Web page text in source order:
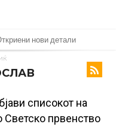
нови детали
за напад во ноќен клуб – ќе
Родри ќе стане новиот
поради фудбалер
списокот на
Светско првенство